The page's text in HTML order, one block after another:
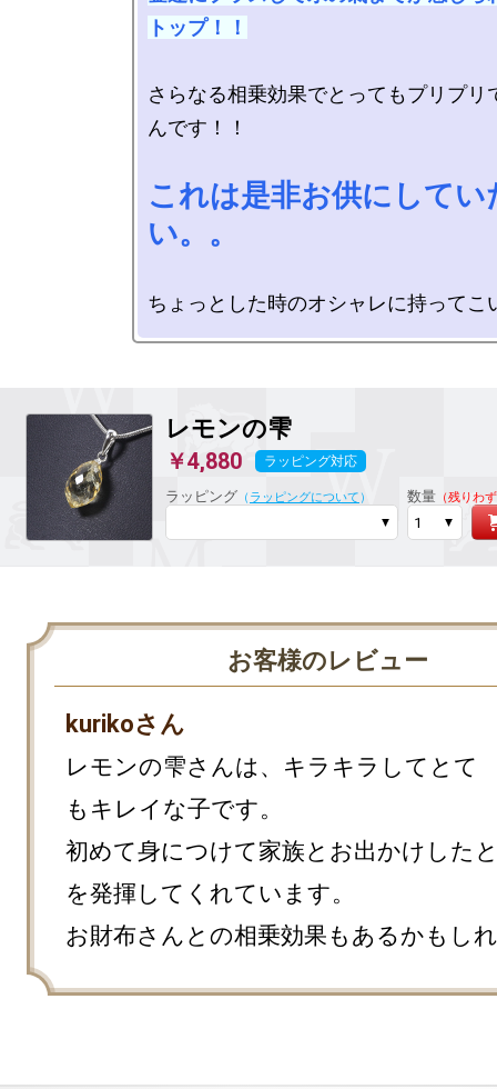
トップ！！
さらなる相乗効果でとってもプリプリ
んです！！
これは是非お供にしてい
い。。
レモンの雫
￥4,880 ラッピング対応
ラッピング （ ラッピングについて ） 数量（残りわ
お客様のレビュー
kurikoさん
レモンの雫さんは、キラキラしてとて
もキレイな子です。
初めて身につけて家族とお出かけした
を発揮してくれています。
お財布さんとの相乗効果もあるかもし